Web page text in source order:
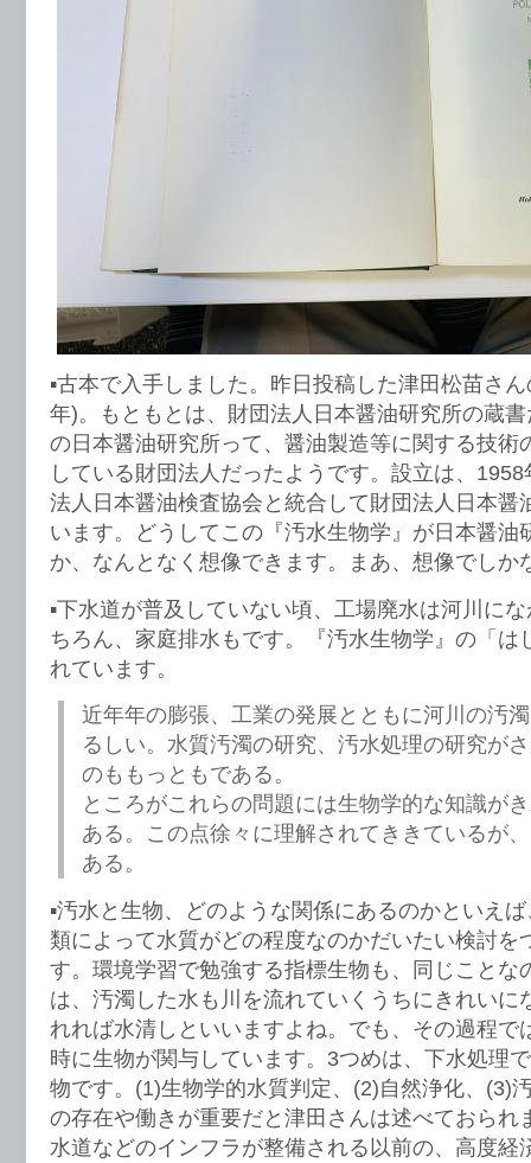
▪️古本で入手しました。昨日投稿した津田松苗さ
年)。もともとは、財団法人日本醤油研究所の蔵
の日本醤油研究所って、醤油製造等に関する技術
している財団法人だったようです。設立は、
法人日本醤油検査協会と統合して財団法人日本醤
います。どうしてこの『汚水生物学』が日本醤油
か、なんとなく想像できます。まあ、想像でし
▪️下水道が普及していない頃、工場廃水は河川に
ちろん、家庭排水もです。『汚水生物学』の「は
れています。
近年年の膨張、工業の発展とともに河川の汚
るしい。水質汚濁の研究、汚水処理の研究が
のももっともである。
ところがこれらの問題には生物学的な知識が
ある。この点徐々に理解されてききているが
ある。
▪️汚水と生物、どのような関係にあるのかといえ
類によって水質がどの程度なのかだいたい検討を
す。環境学習で勉強する指標生物も、同じことな
は、汚濁した水も川を流れていくうちにきれいに
れれば水清しといいますよね。でも、その過程で
時に生物が関与しています。3つめは、下水処理
物です。(1)生物学的水質判定、(2)自然浄化、(3)
の存在や働きが重要だと津田さんは述べておられ
水道などのインフラが整備される以前の、高度経